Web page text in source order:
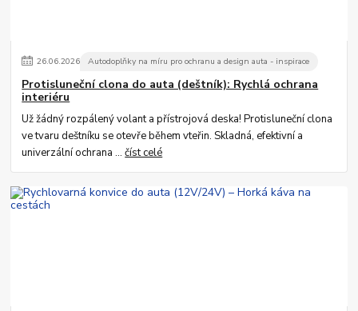
26.06.2026 Autodoplňky na míru pro ochranu a design auta - inspirace
Protisluneční clona do auta (deštník): Rychlá ochrana
interiéru
Už žádný rozpálený volant a přístrojová deska! Protisluneční clona
ve tvaru deštníku se otevře během vteřin. Skladná, efektivní a
univerzální ochrana ...číst celé